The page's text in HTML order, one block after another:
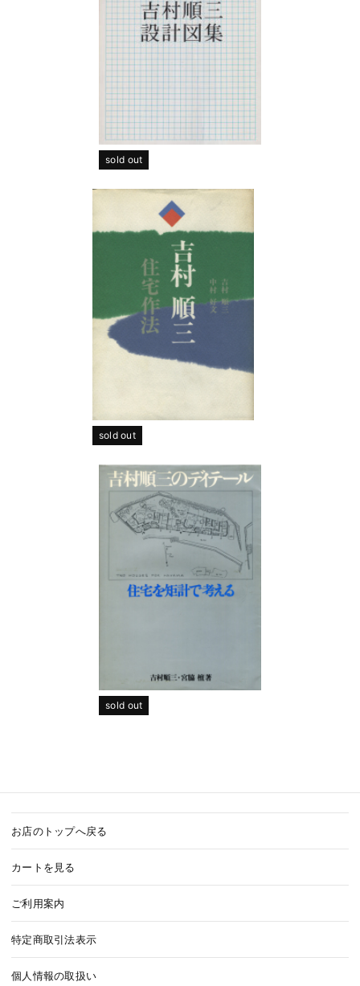
sold out
sold out
sold out
お店のトップへ戻る
カートを見る
ご利用案内
特定商取引法表示
個人情報の取扱い